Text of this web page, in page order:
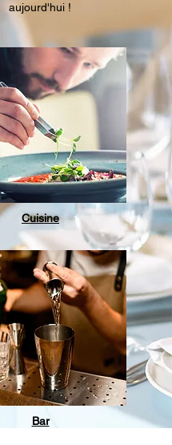
aujourd'hui !
Cuisine
Bar